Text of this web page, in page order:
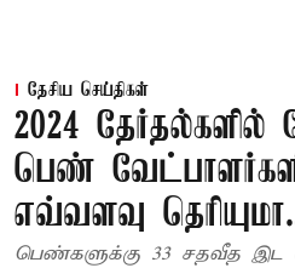
தேசிய செய்திகள்
2024 தேர்தல்களில்
பெண்
எவ்வளவு
பெண்களுக்கு 33 சதவீத இட